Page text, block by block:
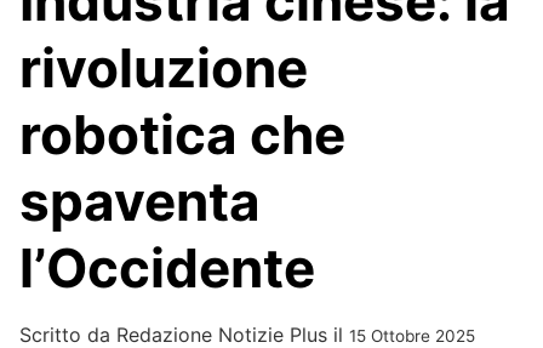
rivoluzione
robotica che
spaventa
l’Occidente
Scritto da Redazione Notizie Plus il 15 Ottobre 2025